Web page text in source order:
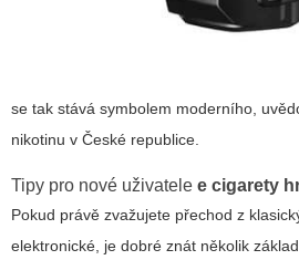
se tak stává symbolem moderního,
nikotinu v České republice.
Tipy pro nové uživatele e cigarety
Pokud právě zvažujete přechod z
elektronické, je dobré znát několik